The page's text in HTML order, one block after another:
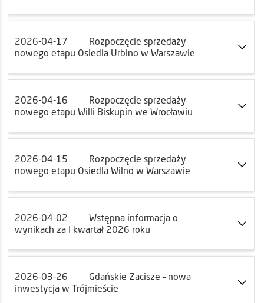
2026-04-17
Rozpoczęcie sprzedaży
nowego etapu Osiedla Urbino w Warszawie
2026-04-16
Rozpoczęcie sprzedaży
nowego etapu Willi Biskupin we Wrocławiu
2026-04-15
Rozpoczęcie sprzedaży
nowego etapu Osiedla Wilno w Warszawie
2026-04-02
Wstępna informacja o
wynikach za I kwartał 2026 roku
2026-03-26
Gdańskie Zacisze – nowa
inwestycja w Trójmieście